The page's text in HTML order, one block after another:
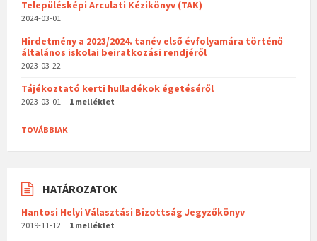
Településképi Arculati Kézikönyv (TAK)
2024-03-01
Hirdetmény a 2023/2024. tanév első évfolyamára történő
általános iskolai beiratkozási rendjéről
2023-03-22
Tájékoztató kerti hulladékok égetéséről
2023-03-01 1 melléklet
TOVÁBBIAK
HATÁROZATOK
Hantosi Helyi Választási Bizottság Jegyzőkönyv
2019-11-12 1 melléklet